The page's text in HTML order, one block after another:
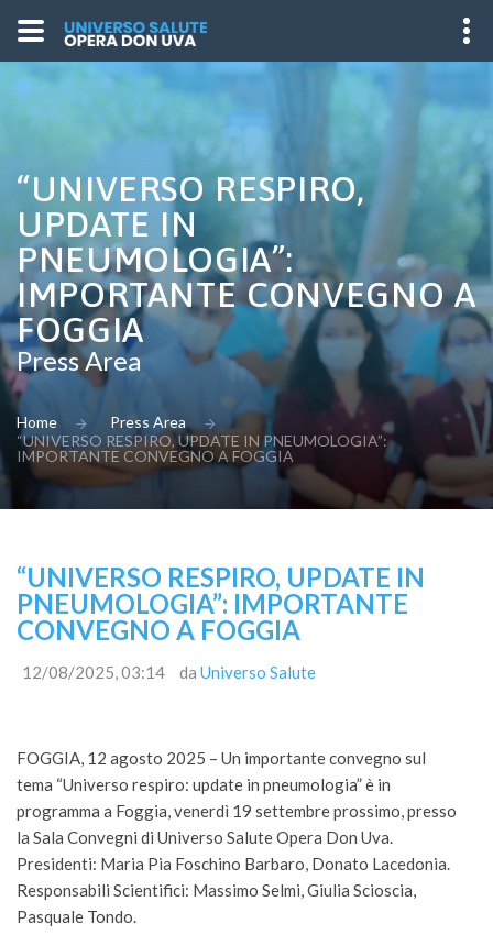
“UNIVERSO RESPIRO,
UPDATE IN
PNEUMOLOGIA”:
IMPORTANTE CONVEGNO A
FOGGIA
Press Area
Home
Press Area
“UNIVERSO RESPIRO, UPDATE IN PNEUMOLOGIA”:
IMPORTANTE CONVEGNO A FOGGIA
“UNIVERSO RESPIRO, UPDATE IN
PNEUMOLOGIA”: IMPORTANTE
CONVEGNO A FOGGIA
12/08/2025, 03:14 da Universo Salute
FOGGIA, 12 agosto 2025 – Un importante convegno sul
tema “Universo respiro: update in pneumologia” è in
programma a Foggia, venerdì 19 settembre prossimo, presso
la Sala Convegni di Universo Salute Opera Don Uva.
Presidenti: Maria Pia Foschino Barbaro, Donato Lacedonia.
Responsabili Scientifici: Massimo Selmi, Giulia Scioscia,
Pasquale Tondo.